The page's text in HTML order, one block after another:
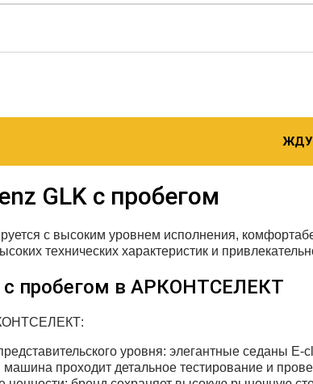
ЖДУ
GLK с пробегом
с высоким уровнем исполнения,
технических характеристик и
пробегом в АРКОНТСЕЛЕКТ
уровня: элегантные седаны
проходит детальное тестирование и